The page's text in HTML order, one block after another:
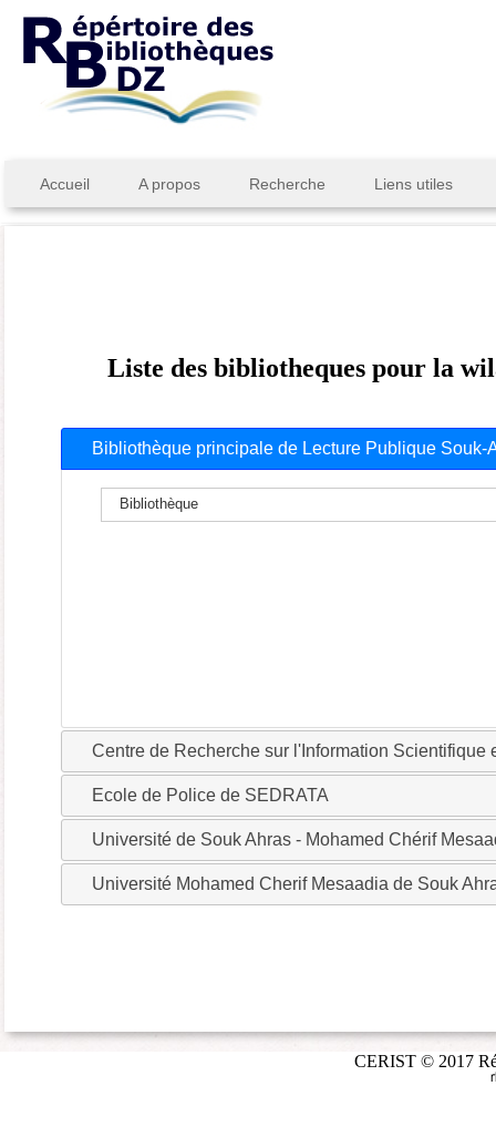
Accueil A propos Recherche Liens utiles
Liste des bibliotheques pour la
Bibliothèque principale de Lecture Publique Souk-
Bibliothèque
Centre de Recherche sur l'Information Scientifique
Ecole de Police de SEDRATA
Université de Souk Ahras - Mohamed Chérif
Université Mohamed Cherif Mesaadia de Souk
CERIST © 2017